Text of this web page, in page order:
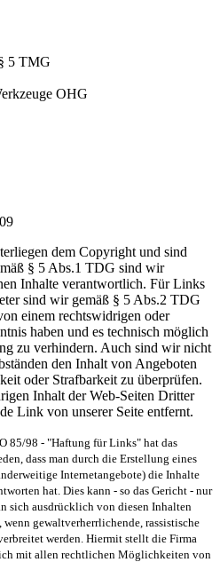
5 TMG
OHG
dem Copyright und sind
§ 5 Abs.1 TDG sind wir
Inhalte verantwortlich. Für Links
sind wir gemäß § 5 Abs.2 TDG
einem rechtswidrigen oder
haben und es technisch möglich
zu verhindern. Auch sind wir nicht
den Inhalt von Angeboten
oder Strafbarkeit zu überprüfen.
Inhalt der Web-Seiten Dritter
Link von unserer Seite entfernt.
85/98 - "Haftung für Links" hat das
dass man durch die Erstellung eines
Internetangebote) die Inhalte
hat. Dies kann - so das Gericht - nur
sich ausdrücklich von diesen Inhalten
gewaltverherrlichende, rassistische
werden. Hiermit stellt die Firma
mit allen rechtlichen Möglichkeiten von